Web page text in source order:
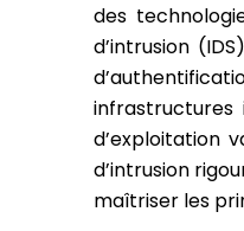
des
d’intrusion
infrastructures
d’exploitation
d’intrusion
maîtriser les